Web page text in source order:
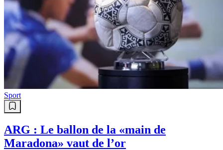
Info
Matin sport du 09/08/2026